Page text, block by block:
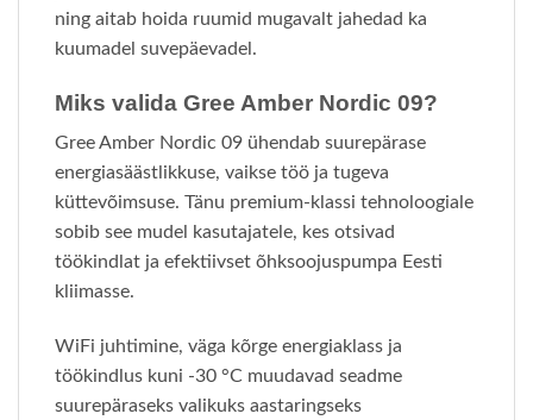
ning aitab hoida ruumid mugavalt jahedad ka
kuumadel suvepäevadel.
Miks valida Gree Amber Nordic 09?
Gree Amber Nordic 09 ühendab suurepärase
energiasäästlikkuse, vaikse töö ja tugeva
küttevõimsuse. Tänu premium-klassi tehnoloogiale
sobib see mudel kasutajatele, kes otsivad
töökindlat ja efektiivset õhksoojuspumpa Eesti
kliimasse.
WiFi juhtimine, väga kõrge energiaklass ja
töökindlus kuni -30 °C muudavad seadme
suurepäraseks valikuks aastaringseks